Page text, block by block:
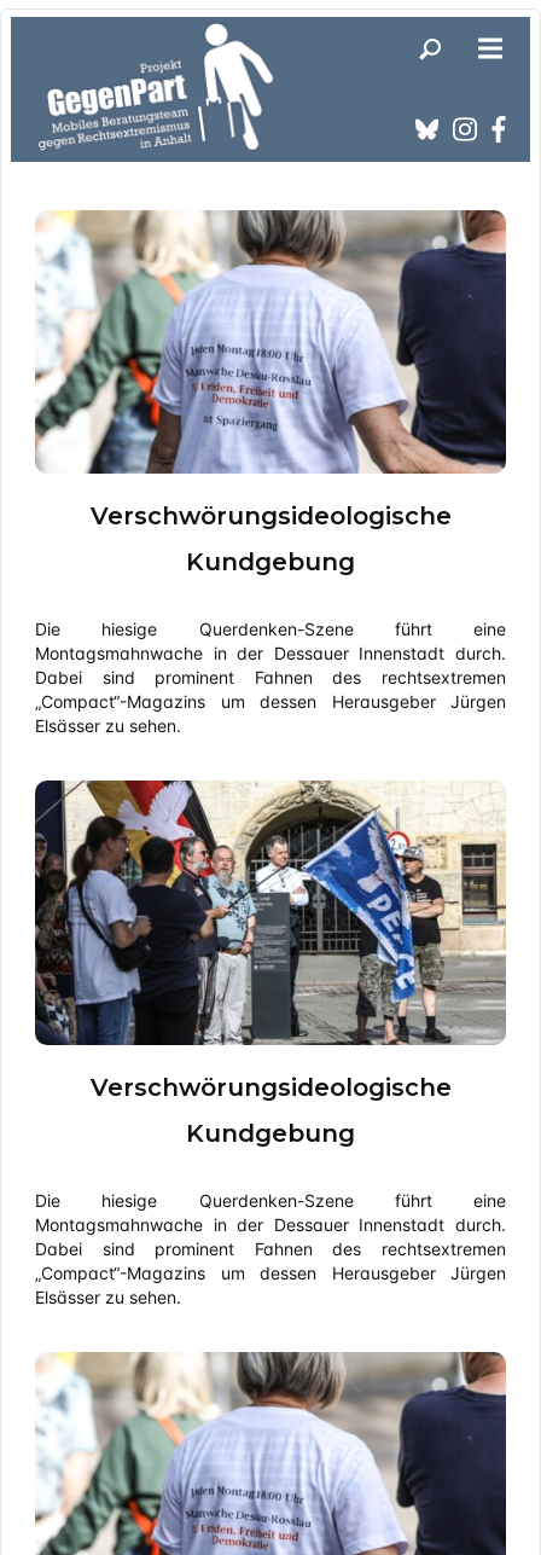
Verschwörungsideologische
Kundgebung
Die hiesige Querdenken-Szene führt eine
Montagsmahnwache in der Dessauer Innenstadt durch.
Dabei sind prominent Fahnen des rechtsextremen
„Compact“-Magazins um dessen Herausgeber Jürgen
Elsässer zu sehen.
Verschwörungsideologische
Kundgebung
Die hiesige Querdenken-Szene führt eine
Montagsmahnwache in der Dessauer Innenstadt durch.
Dabei sind prominent Fahnen des rechtsextremen
„Compact“-Magazins um dessen Herausgeber Jürgen
Elsässer zu sehen.